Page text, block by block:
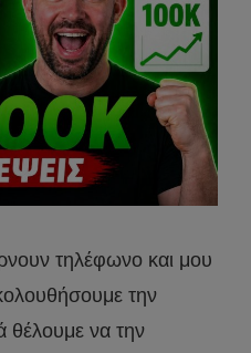
τηλέφωνο και μου
την
θέλουμε να την